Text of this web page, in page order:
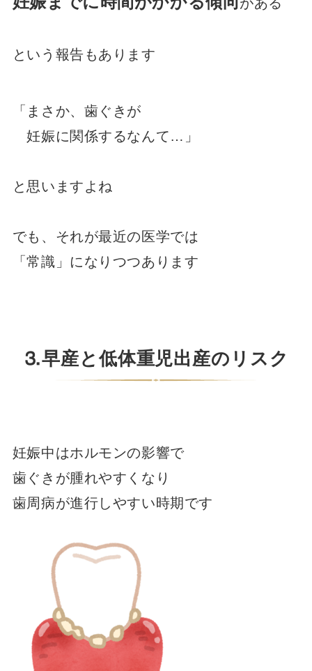
という報告もあります
「まさか、歯ぐきが
妊娠に関係するなんて…」
と思いますよね
でも、それが最近の医学では
「常識」になりつつあります
⒊早産と低体重児出産のリスク
妊娠中はホルモンの影響で
歯ぐきが腫れやすくなり
歯周病が進行しやすい時期です